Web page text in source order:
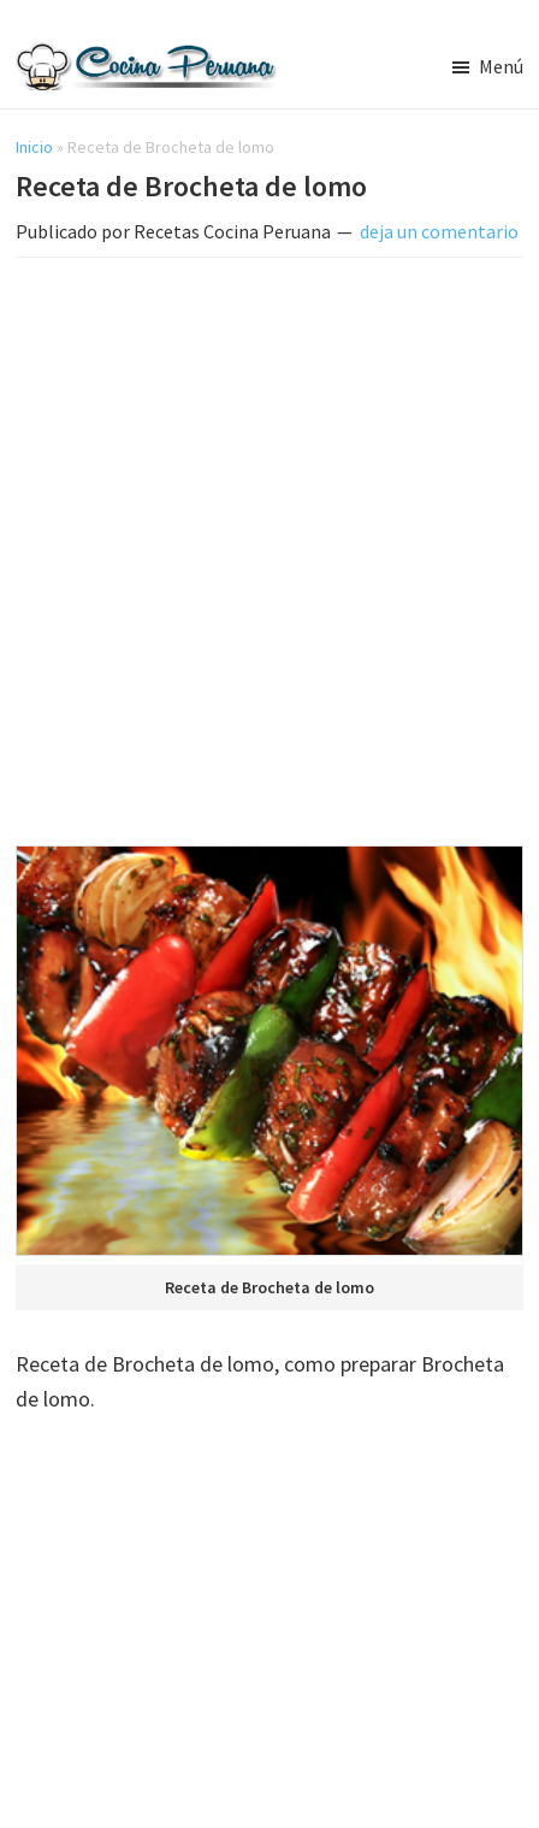
contenido
lateral
principal
Cocina
Peruana,
Recetas
de
Comida
Menú
Inicio » Receta de Brocheta de lomo
Receta de Brocheta de lomo
Publicado por Recetas Cocina Peruana deja un comentario
Receta de Brocheta de lomo
Receta de Brocheta de lomo, como preparar Brocheta
de lomo.